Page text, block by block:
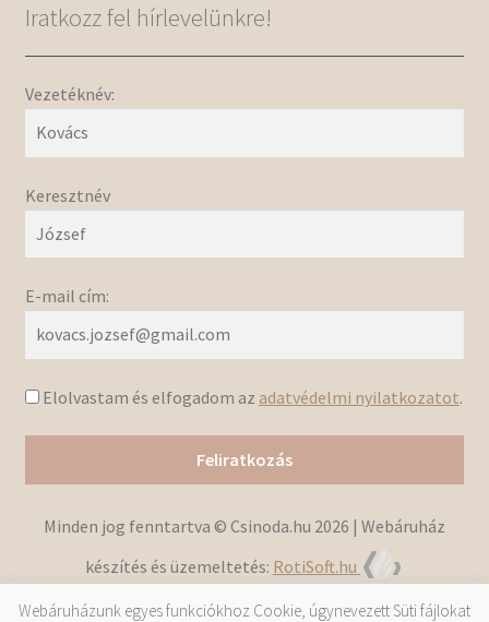
Iratkozz fel hírlevelünkre!
Vezetéknév:
Keresztnév
E-mail cím:
Elolvastam és elfogadom az adatvédelmi nyilatkozatot.
Minden jog fenntartva © Csinoda.hu 2026 | Webáruház
készítés és üzemeltetés: RotiSoft.hu
Webáruházunk egyes funkciókhoz Cookie, úgynevezett Süti fájlokat